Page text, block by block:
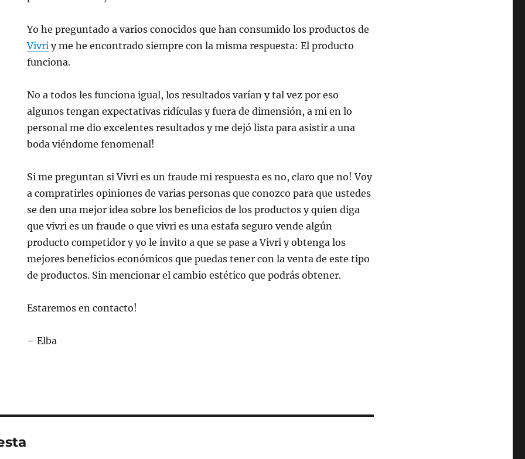
Yo he preguntado a varios conocidos que han consumido los productos de
Vivri y me he encontrado siempre con la misma respuesta: El producto
funciona.
No a todos les funciona igual, los resultados varían y tal vez por eso
algunos tengan expectativas ridículas y fuera de dimensión, a mi en lo
personal me dio excelentes resultados y me dejó lista para asistir a una
boda viéndome fenomenal!
Si me preguntan si Vivri es un fraude mi respuesta es no, claro que no! Voy
a compratirles opiniones de varias personas que conozco para que ustedes
se den una mejor idea sobre los beneficios de los productos y quien diga
que vivri es un fraude o que vivri es una estafa seguro vende algún
producto competidor y yo le invito a que se pase a Vivri y obtenga los
mejores beneficios económicos que puedas tener con la venta de este tipo
de productos. Sin mencionar el cambio estético que podrás obtener.
Estaremos en contacto!
– Elba